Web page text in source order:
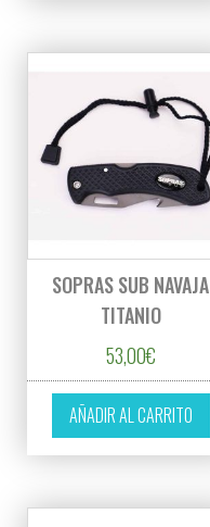
SOPRAS SUB NAVAJA
TITANIO
53,00€
AÑADIR AL CARRITO